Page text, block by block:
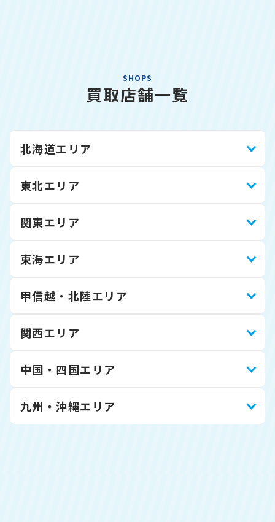
SHOPS
買取店舗一覧
北海道エリア
東北エリア
関東エリア
東海エリア
甲信越・北陸エリア
関西エリア
中国・四国エリア
九州・沖縄エリア